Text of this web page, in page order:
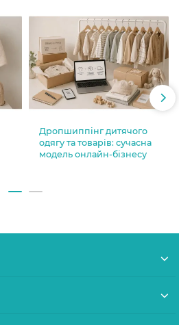
Дропшиппінг дитячого
одягу та товарів: сучасна
модель онлайн-бізнесу